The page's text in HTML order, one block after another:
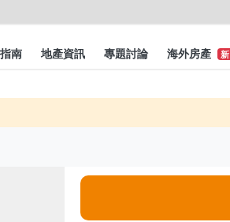
南 地產資訊 專題討論 海外房產 新